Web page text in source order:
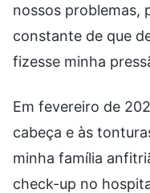
nossos problemas,
constante de que
fizesse minha
Em fevereiro de
cabeça e às
minha família
check-up no